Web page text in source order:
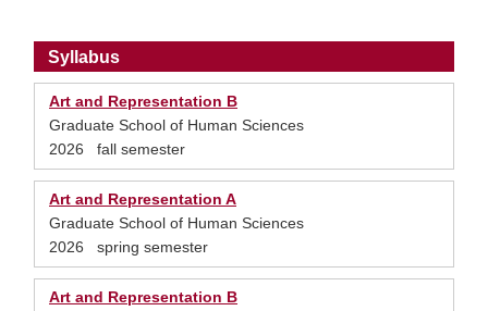
Syllabus
Art and Representation B
Graduate School of Human Sciences
2026 fall semester
Art and Representation A
Graduate School of Human Sciences
2026 spring semester
Art and Representation B